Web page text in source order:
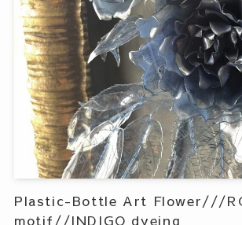
Plastic-Bottle Art Flower///
motif//INDIGO dyeing